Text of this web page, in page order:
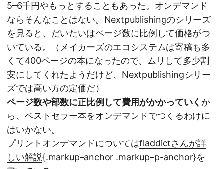
5–6千円やもっとすることもあった。オンデマンド
ならそんなことはない。Nextpublishingのシリーズ
を見ると、だいたいはページ数に比例して価格がつ
いている。（メイカーズのエコシステムは寄稿も多
くて400ページの本になったので、ムリして多少割
安にしてくれたようだけど、Nextpublishingシリー
ズでは高い方の定価だ）
ページ数や部数に正比例して費用がかかっていく か
ら、ベストセラー本をオンデマンドでつくるわけに
はいかない。
プリントオンデマンドについてはfladdictさんが詳
しい解説{.markup–anchor .markup–p-anchor}を